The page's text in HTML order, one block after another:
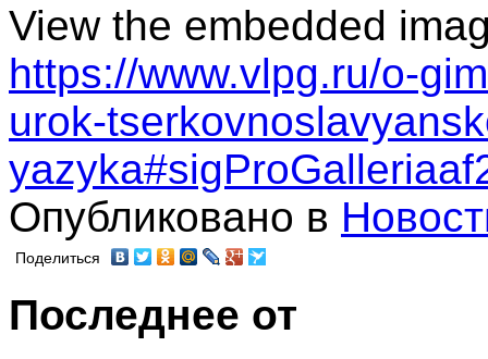
View the embedded
https://www.vlpg.ru/o-
urok-
Опубликовано в
Поделиться
Последнее от